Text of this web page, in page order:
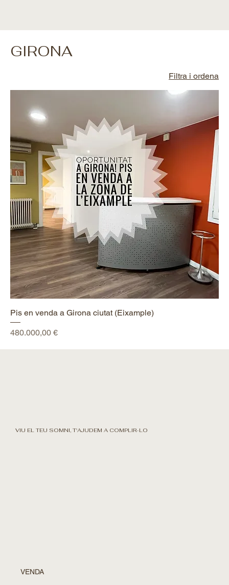
GIRONA
Filtra i ordena
Pis en venda a Girona ciutat (Eixample)
Preu
480.000,00 €
VIU EL TEU SOMNI, T'AJUDEM A COMPLIR-LO
VENDA